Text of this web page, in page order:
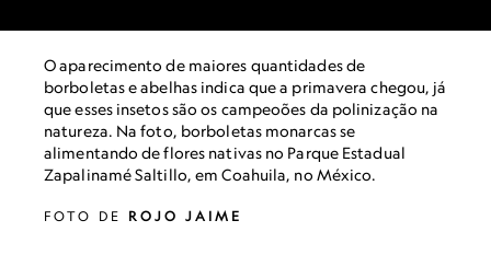
O aparecimento de maiores quantidades de
borboletas e abelhas indica que a primavera chegou, já
que esses insetos são os campeoões da polinização na
natureza. Na foto, borboletas monarcas se
alimentando de flores nativas no Parque Estadual
Zapalinamé Saltillo, em Coahuila, no México.
FOTO DE ROJO JAIME